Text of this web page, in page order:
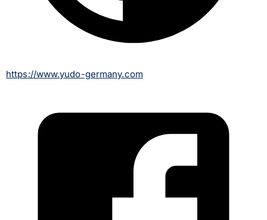
https://www.yudo-germany.com